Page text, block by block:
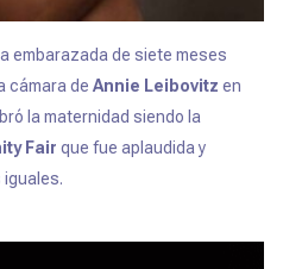
embarazada de siete meses
cámara deAnnie Leibovitzen
la maternidad siendo la
Fairque fue aplaudida y